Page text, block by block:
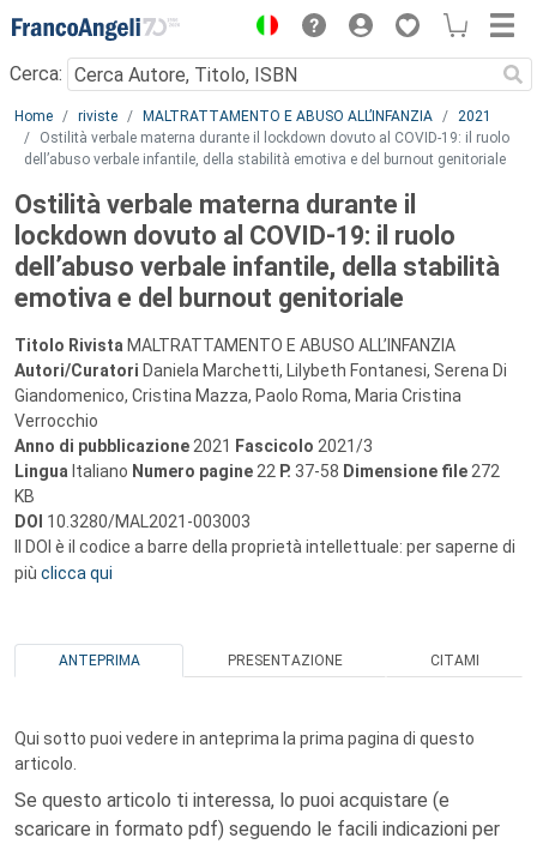
Menu
Cerca:
Main content
Home riviste MALTRATTAMENTO E ABUSO ALL’INFANZIA
2021
Ostilità verbale materna durante il lockdown dovuto al COVID-19: il ruolo
dell’abuso verbale infantile, della stabilità emotiva e del burnout genitoriale
Ostilità verbale materna durante il
lockdown dovuto al COVID-19: il ruolo
dell’abuso verbale infantile, della stabilità
emotiva e del burnout genitoriale
Titolo Rivista MALTRATTAMENTO E ABUSO ALL’INFANZIA
Autori/Curatori Daniela Marchetti, Lilybeth Fontanesi, Serena Di
Giandomenico, Cristina Mazza, Paolo Roma, Maria Cristina
Verrocchio
Anno di pubblicazione 2021 Fascicolo 2021/3
Lingua Italiano Numero pagine 22 P. 37-58 Dimensione file 272
KB
DOI 10.3280/MAL2021-003003
Il DOI è il codice a barre della proprietà intellettuale: per saperne di
più clicca qui
ANTEPRIMA PRESENTAZIONE CITAMI
Qui sotto puoi vedere in anteprima la prima pagina di questo
articolo.
Se questo articolo ti interessa, lo puoi acquistare (e
scaricare in formato pdf) seguendo le facili indicazioni per